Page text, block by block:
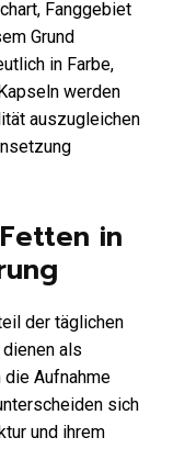
Fanggebiet
Grund
in Farbe,
werden
auszugleichen
in
der täglichen
als
Aufnahme
sich
und ihrem